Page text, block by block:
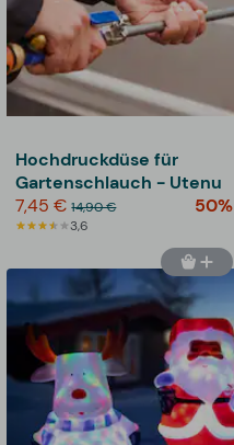
Hochdruckdüse für
Gartenschlauch - Utenu
7,45 € 14,90 € 50%
3,6